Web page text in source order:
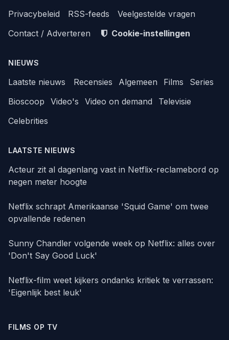
Privacybeleid
RSS-feeds
Veelgestelde vragen
Contact / Adverteren
Cookie-instellingen
NIEUWS
Laatste nieuws Recensies Algemeen Films
Series
Bioscoop
Video's Video on demand
Televisie
Celebrities
LAATSTE NIEUWS
Acteur zit al dagenlang vast in Netflix-reclamebord op
negen meter hoogte
Netflix schrapt Amerikaanse 'Squid Game' om twee
opvallende redenen
Sunny Chandler volgende week op Netflix: alles over
'Don't Say Good Luck'
Netflix-film weet kijkers ondanks kritiek te verrassen:
'Eigenlijk best leuk'
FILMS OP TV